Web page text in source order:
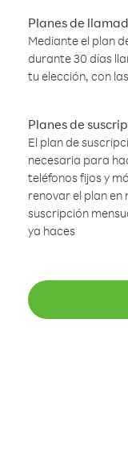
Planes de
Mediante el plan
durante 30 días
tu elección, con
Planes de
El plan de
necesaria para
teléfonos fijos y
renovar el plan en
suscripción
ya haces